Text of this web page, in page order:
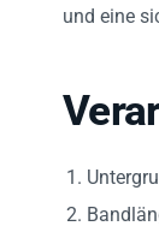
und eine